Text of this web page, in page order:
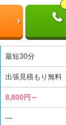
最短30分
出張見積もり無料
8,800円～
―